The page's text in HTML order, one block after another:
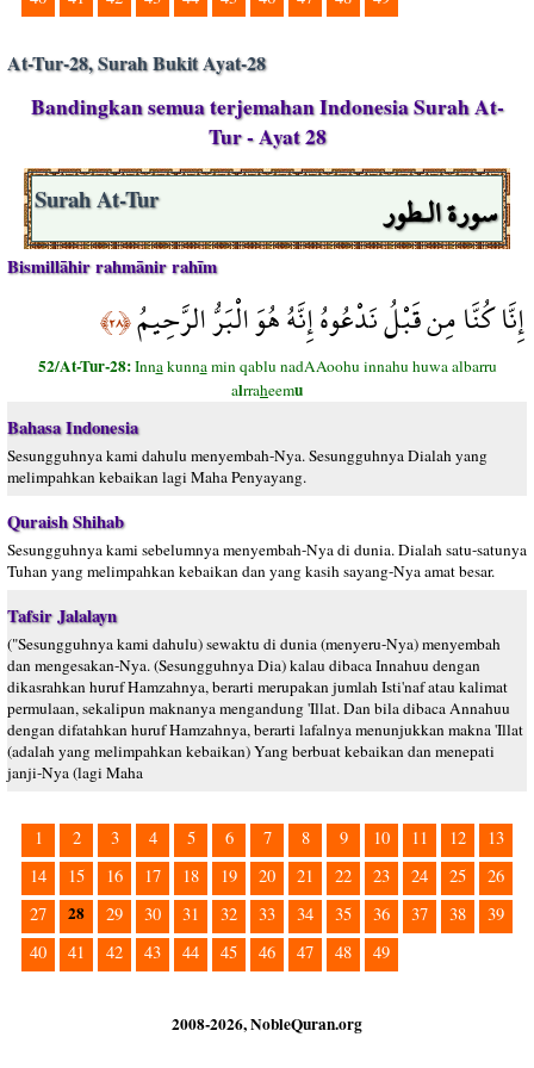
At-Tur-28, Surah Bukit Ayat-28
Bandingkan semua terjemahan Indonesia Surah At-
Tur - Ayat 28
سورة الـطور Surah At-Tur
Bismillāhir rahmānir rahīm
إِنَّا كُنَّا مِن قَبْلُ نَدْعُوهُ إِنَّهُ هُوَ الْبَرُّ الرَّحِيمُ﴿٢٨﴾
52/At-Tur-28:Innakunnamin qablu nadAAoohu innahu huwa albarru
alrraheemu
Bahasa Indonesia
Sesungguhnya kami dahulu menyembah-Nya. Sesungguhnya Dialah yang
melimpahkan kebaikan lagi Maha Penyayang.
Quraish Shihab
Sesungguhnya kami sebelumnya menyembah-Nya di dunia. Dialah satu-satunya
Tuhan yang melimpahkan kebaikan dan yang kasih sayang-Nya amat besar.
Tafsir Jalalayn
("Sesungguhnya kami dahulu) sewaktu di dunia (menyeru-Nya) menyembah
dan mengesakan-Nya. (Sesungguhnya Dia) kalau dibaca Innahuu dengan
dikasrahkan huruf Hamzahnya, berarti merupakan jumlah Isti'naf atau kalimat
permulaan, sekalipun maknanya mengandung 'Illat. Dan bila dibaca Annahuu
dengan difatahkan huruf Hamzahnya, berarti lafalnya menunjukkan makna 'Illat
(adalah yang melimpahkan kebaikan) Yang berbuat kebaikan dan menepati
janji-Nya (lagi Maha
1 2 3 4 5 6 7 8 9 10 11 12
13
14
15 16 17 18 19 20 21 22 23 24 25
26
27
28 29 30 31 32 33 34 35 36 37 38
39
40
41 42 43 44 45 46 47 48 49
2008-2026, NobleQuran.org